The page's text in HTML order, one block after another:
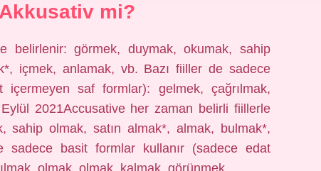
mi?
belirlenir: görmek, duymak, okumak, sahip
içmek, anlamak, vb. Bazı fiiller de sadece
saf formlar): gelmek, çağrılmak,
2021Accusative her zaman belirli fiillerle
sahip olmak, satın almak*, almak, bulmak*,
sadece basit formlar kullanır (sadece edat
olmak, olmak, kalmak, görünmek.